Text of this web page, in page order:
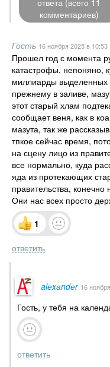
ответа (всего 11
комментариев)
Гость 16 ноября 2025в 10:53
Прошел год с момента
катастрофы, непоняно,
миллиарды выделенных
прежнему в заливе,
этот старый хлам
сообщает веня, как в
мазута, так же
тпкое сейчас время,
на сцену лицо из
все нормально, куда
яда из протекающих
правительства,
Они нас всех просто
1
ответить
alеxаndеr 16
Гость, у тебя на
ответить